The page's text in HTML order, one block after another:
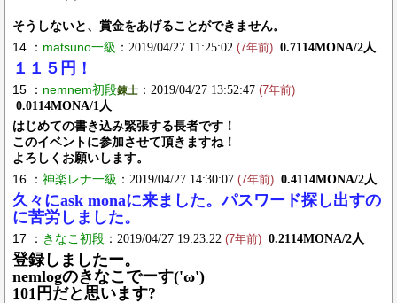
そうしないと、賞金をあげることができません。
14 ： matsuno一級 ：2019/04/27 11:25:02 (7年前) 0.7114MONA/2人
１１５円！
15 ： nemnem初段錬士 ：2019/04/27 13:52:47 (7年前)
0.0114MONA/1人
はじめての書き込み緊張する長者です！
このイベントに参加させて頂きますね！
よろしくお願いします。
16 ： 神楽レナ一級 ：2019/04/27 14:30:07 (7年前) 0.4114MONA/2人
久々にask monaに来ました。パスワード探し出すの
に苦労しました。
17 ： きなこ初段 ：2019/04/27 19:23:22 (7年前) 0.2114MONA/2人
登録しましたー。
nemlogのきなこでーす('ω')
101円だと思います?